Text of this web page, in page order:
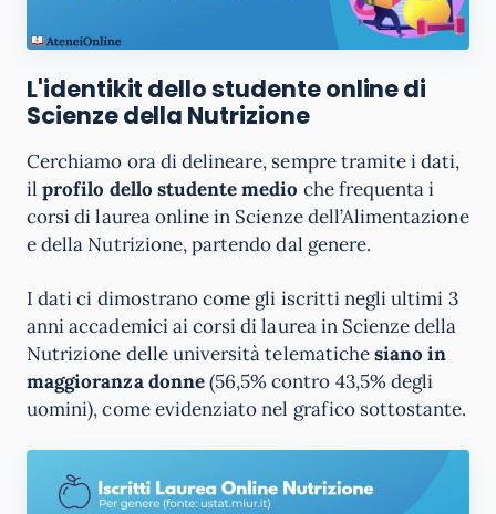
L'identikit dello studente online di
Scienze della Nutrizione
Cerchiamo ora di delineare, sempre tramite i dati,
il profilo dello studente medio che frequenta i
corsi di laurea online in Scienze dell’Alimentazione
e della Nutrizione, partendo dal genere.
I dati ci dimostrano come gli iscritti negli ultimi 3
anni accademici ai corsi di laurea in Scienze della
Nutrizione delle università telematichesiano in
maggioranza donne(56,5% contro 43,5% degli
uomini), come evidenziato nel grafico sottostante.